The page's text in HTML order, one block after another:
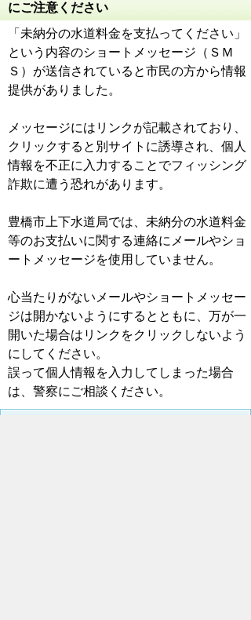
にご注意ください
「未納分の水道料金を支払ってください」
という内容のショートメッセージ（ＳＭ
Ｓ）が送信されていると市民の方から情報
提供がありました。
メッセージにはリンクが記載されており、
クリックすると別サイトに誘導され、個人
情報を不正に入力することでフィッシング
詐欺に遭う恐れがあります。
豊橋市上下水道局では、未納分の水道料金
等のお支払いに関する連絡にメールやショ
ートメッセージを使用していません。
心当たりがないメールやショートメッセー
ジは開かないようにするとともに、万が一
開いた場合はリンクをクリックしないよう
にしてください。
誤って個人情報を入力してしまった場合
は、警察にご相談ください。